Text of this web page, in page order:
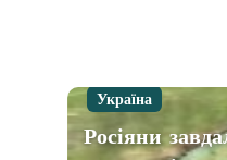
Україна
Росіяни